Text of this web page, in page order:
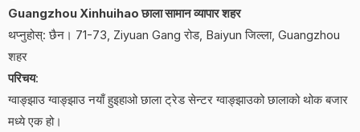
Guangzhou Xinhuihao छाला सामान व्यापार शहर
थप्नुहोस्: छैन। 71-73, Ziyuan Gang रोड, Baiyun जिल्ला, Guangzhou
शहर
परिचय:
ग्वाङ्झाउ ग्वाङ्झाउ नयाँ हुइहाओ छाला ट्रेड सेन्टर ग्वाङ्झाउको छालाको थोक बजार
मध्ये एक हो।